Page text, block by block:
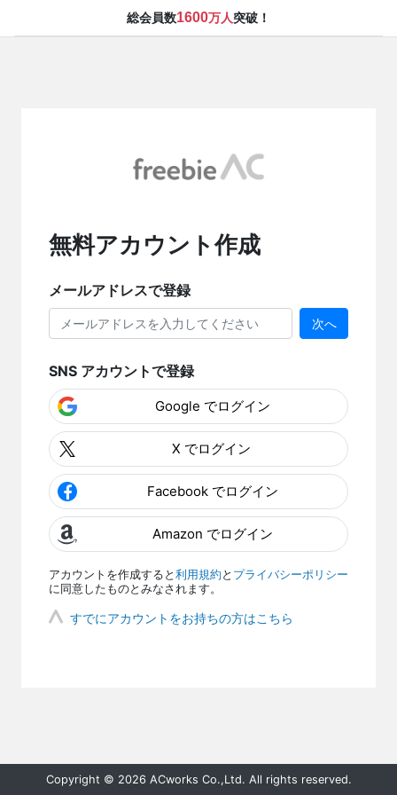
総会員数1600万人突破！
無料アカウント作成
メールアドレスで登録
次へ
SNS アカウントで登録
Google でログイン
X でログイン
Facebook でログイン
Amazon でログイン
アカウントを作成すると 利用規約 と プライバシーポリシー
に同意したものとみなされます。
すでにアカウントをお持ちの方はこちら
Copyright © 2026 ACworks Co.,Ltd. All rights reserved.